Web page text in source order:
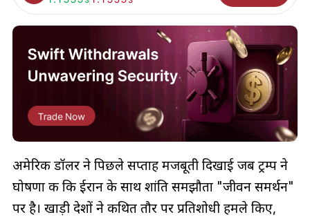
अमेरिकी डॉलर ने पिछले सप्ताह मजबूती दिखाई जब ट्रम्प ने
घोषणा की कि ईरान के साथ शांति समझौता "जीवन समर्थन"
पर है। खाड़ी देशों ने कथित तौर पर प्रतिशोधी हमले किए,